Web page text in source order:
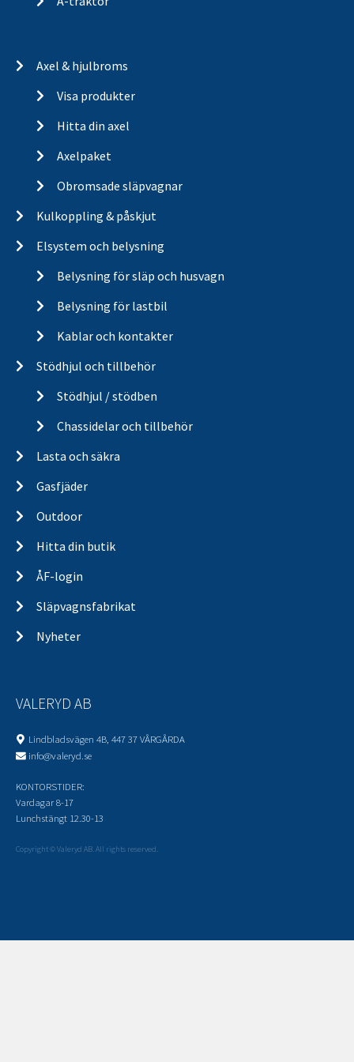
Axel & hjulbroms
Visa produkter
Hitta din axel
Axelpaket
Obromsade släpvagnar
Kulkoppling & påskjut
Elsystem och belysning
Belysning för släp och husvagn
Belysning för lastbil
Kablar och kontakter
Stödhjul och tillbehör
Stödhjul / stödben
Chassidelar och tillbehör
Lasta och säkra
Gasfjäder
Outdoor
Hitta din butik
ÅF-login
Släpvagnsfabrikat
Nyheter
VALERYD AB
Lindbladsvägen 4B, 447 37 VÅRGÅRDA
info@valeryd.se
KONTORSTIDER:
Vardagar 8-17
Lunchstängt 12.30-13
Copyright © Valeryd AB. All rights reserved.